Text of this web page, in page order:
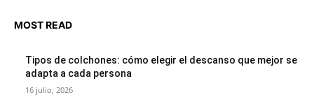
MOST READ
Tipos de colchones: cómo elegir el descanso que mejor se
adapta a cada persona
16 julio, 2026